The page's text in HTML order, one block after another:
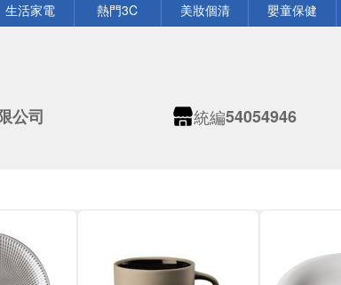
生活家電 熱門3C 美妝個清 嬰童保健
公司 統編54054946